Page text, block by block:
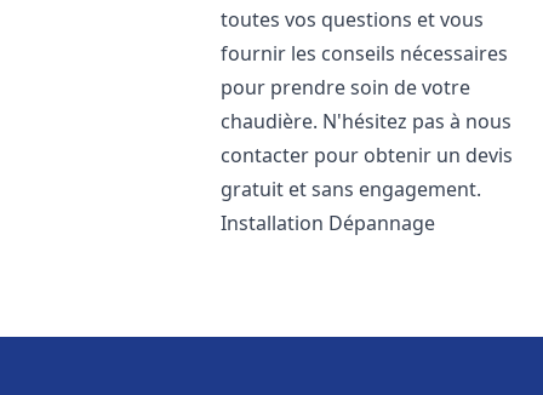
toutes vos questions et vous
fournir les conseils nécessaires
pour prendre soin de votre
chaudière. N'hésitez pas à nous
contacter pour obtenir un devis
gratuit et sans engagement.
Installation Dépannage